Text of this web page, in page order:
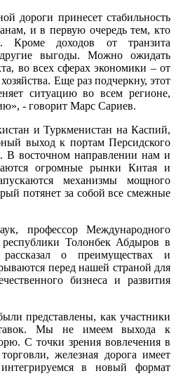
дороги принесет стабильность
и в первую очередь тем, кто
Кроме доходов от транзита
выгоды. Можно ожидать
во всех сферах экономики – от
Еще раз подчеркну, этот
ситуацию во всем регионе,
- говорит Марс Сариев.
и Туркменистан на Каспий,
выход к портам Персидского
В восточном направлении нам и
огромные рынки Китая и
механизмы мощного
потянет за собой все смежные
профессор Международного
Толонбек Абдыров в
о преимуществах и
перед нашей страной для
бизнеса и развития
представлены, как участники
Мы не имеем выхода к
С точки зрения вовлечения в
железная дорога имеет
в новый формат